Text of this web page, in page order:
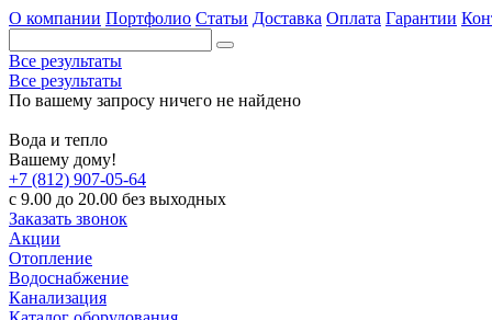
О компании Портфолио Статьи Доставка Оплата Гарантии
Все результаты
Все результаты
По вашему запросу ничего не найдено
Вода и тепло
Вашему дому!
+7 (812) 907-05-64
с 9.00 до 20.00 без выходных
Заказать звонок
Акции
Отопление
Водоснабжение
Канализация